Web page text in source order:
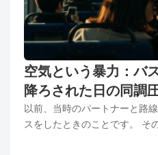
空気という暴力：バ
降ろされた日の同調
以前、当時のパートナーと路
スをしたときのことです。 そ